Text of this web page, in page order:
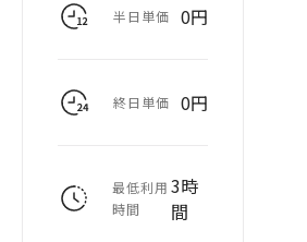
半日単価 0円
終日単価 0円
最低利用
時間
3時
間